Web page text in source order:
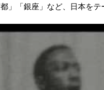
」「銀座」など、日本をテ